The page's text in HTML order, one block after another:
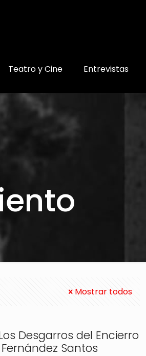
Teatro y Cine Entrevistas
Mostrar todos
Desgarros del Encierro
Santos